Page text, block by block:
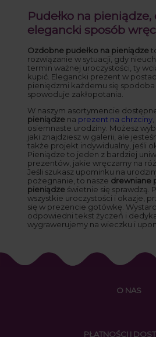
Pudełko na pieniądze,
elegancki sposób
Ozdobne pudełko na pieniądze
rozwiązanie w sytuacji, gdy
termin ważnej uroczystości, ty
kupić. Elegancki prezent w
pieniędzmi każdemu się
spowoduje zakłopotania.
W naszym asortymencie
pieniądze na prezent na chrzciny
osiemnaste urodziny. Możesz
jaki znajdziesz w galerii, ale
także projekt indywidualny, jeśli
Pieniądze to jeden z bardziej
prezentów, jakie wręczamy na
Jeśli szukasz upominku na
pożegnanie, to nasze drewniane
pieniądze świetnie się sprawdzą.
wszystkie uroczystości i okazje,
się w prezencie gotówkę.
odpowiedni tekst życzeń i
wygrawerujemy na wieczku i
O NAS
PŁATNOŚCI I